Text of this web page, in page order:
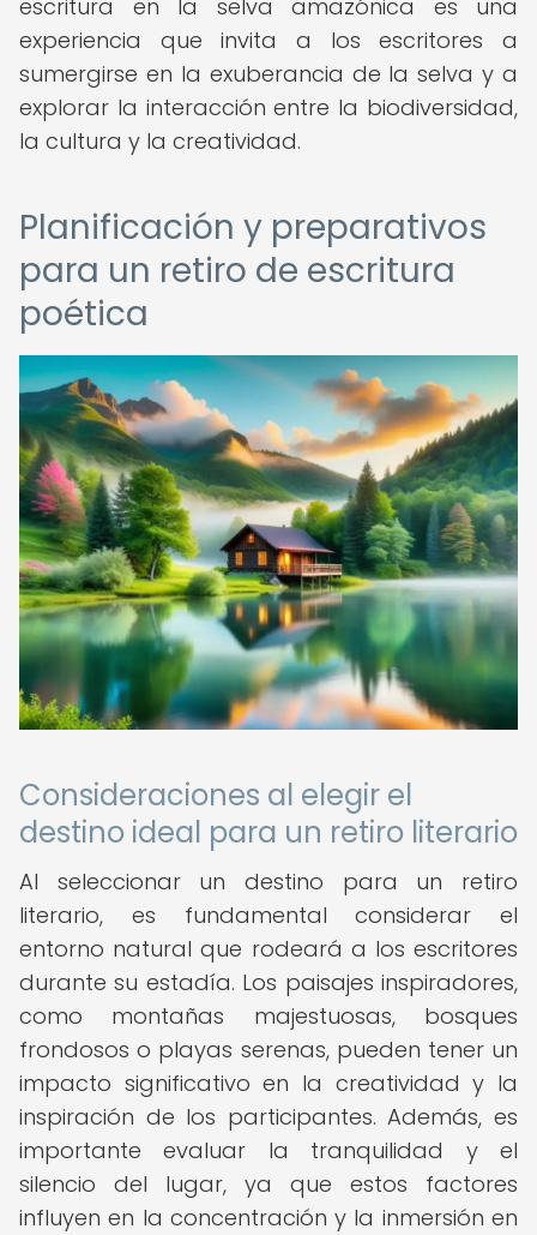
escritura en la selva amazónica es una
experiencia que invita a los escritores a
sumergirse en la exuberancia de la selva y a
explorar la interacción entre la biodiversidad,
la cultura y la creatividad.
Planificación y preparativos
para un retiro de escritura
poética
Consideraciones al elegir el
destino ideal para un retiro literario
Al seleccionar un destino para un retiro
literario, es fundamental considerar el
entorno natural que rodeará a los escritores
durante su estadía. Los paisajes inspiradores,
como montañas majestuosas, bosques
frondosos o playas serenas, pueden tener un
impacto significativo en la creatividad y la
inspiración de los participantes. Además, es
importante evaluar la tranquilidad y el
silencio del lugar, ya que estos factores
influyen en la concentración y la inmersión en